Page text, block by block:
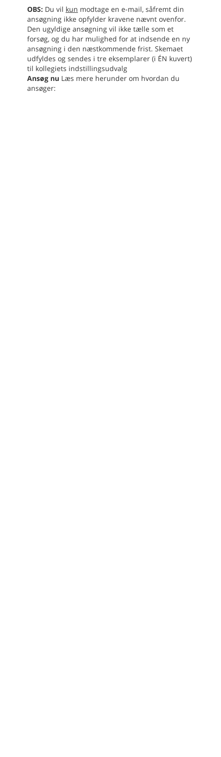
OBS: Du vil kun modtage en e-mail, såfremt din
ansøgning ikke opfylder kravene nævnt ovenfor.
Den ugyldige ansøgning vil ikke tælle som et
forsøg, og du har mulighed for at indsende en ny
ansøgning i den næstkommende frist. Skemaet
udfyldes og sendes i tre eksemplarer (i ÉN kuvert)
til kollegiets indstillingsudvalg
Ansøg nu Læs mere herunder om hvordan du
ansøger: